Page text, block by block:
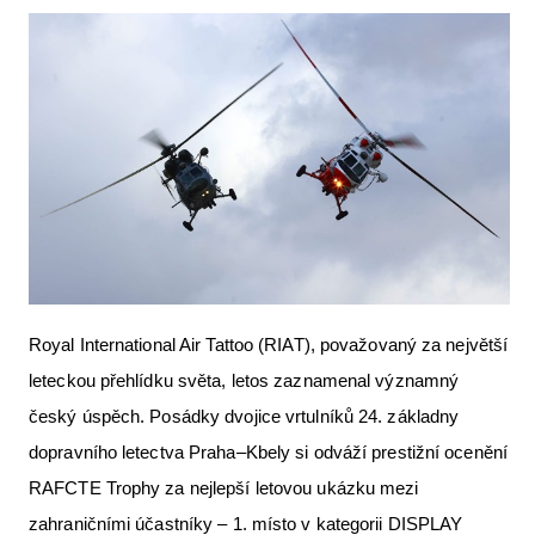
Royal International Air Tattoo (RIAT), považovaný za největší
leteckou přehlídku světa, letos zaznamenal významný
český úspěch. Posádky dvojice vrtulníků 24. základny
dopravního letectva Praha–Kbely si odváží prestižní ocenění
RAFCTE Trophy za nejlepší letovou ukázku mezi
zahraničními účastníky – 1. místo v kategorii DISPLAY
Nabídky práce v letectví
Inzerujte s námi
E-SHOP